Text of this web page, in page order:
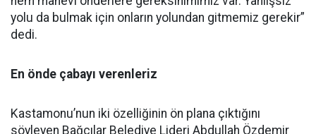
yolu da bulmak için onların yolundan gitmemiz gerekir”
dedi.
En önde çabayı verenleriz
Kastamonu’nun iki özelliğinin ön plana çıktığını
söyleyen Bağcılar Belediye Lideri Abdullah Özdemir